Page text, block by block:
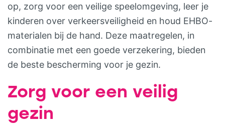
op, zorg voor een veilige speelomgeving, leer je
kinderen over verkeersveiligheid en houd EHBO-
materialen bij de hand. Deze maatregelen, in
combinatie met een goede verzekering, bieden
de beste bescherming voor je gezin.
Zorg voor een veilig
gezin